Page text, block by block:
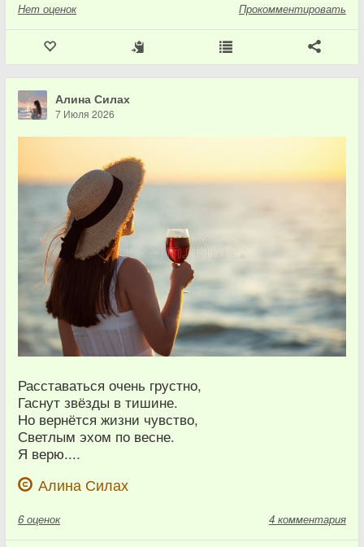
Нет оценок Прокомментировать
Алина Силах
7 Июля 2026
Расставаться очень грустно,
Гаснут звёзды в тишине.
Но вернётся жизни чувство,
Светлым эхом по весне.
Я верю....
Алина Силах
6 оценок 4 комментария